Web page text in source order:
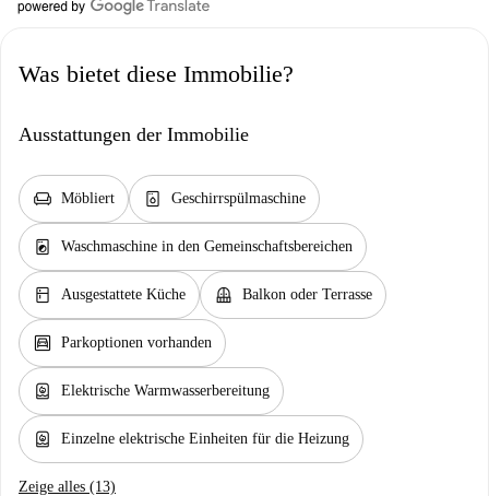
Was bietet diese Immobilie?
Ausstattungen der Immobilie
chair Möbliert dishwasher_gen Geschirrspülmaschine
local_laundry_service Waschmaschine in den Gemeinschaftsbereichen
kitchen Ausgestattete Küche balcony Balkon oder Terrasse
garage Parkoptionen vorhanden
water_heater Elektrische Warmwasserbereitung
water_heater Einzelne elektrische Einheiten für die Heizung
Zeige alles (13)